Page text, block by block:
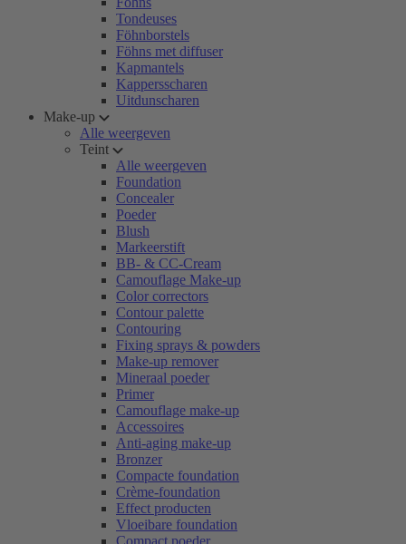
Tondeuses
Föhnborstels
Föhns met diffuser
Kapmantels
Kappersscharen
Uitdunscharen
Make-up
Alle weergeven
Teint
Alle weergeven
Foundation
Concealer
Poeder
Blush
Markeerstift
BB- & CC-Cream
Camouflage Make-up
Color correctors
Contour palette
Contouring
Fixing sprays & powders
Make-up remover
Mineraal poeder
Primer
Camouflage make-up
Accessoires
Anti-aging make-up
Bronzer
Compacte foundation
Crème-foundation
Effect producten
Vloeibare foundation
Compact poeder